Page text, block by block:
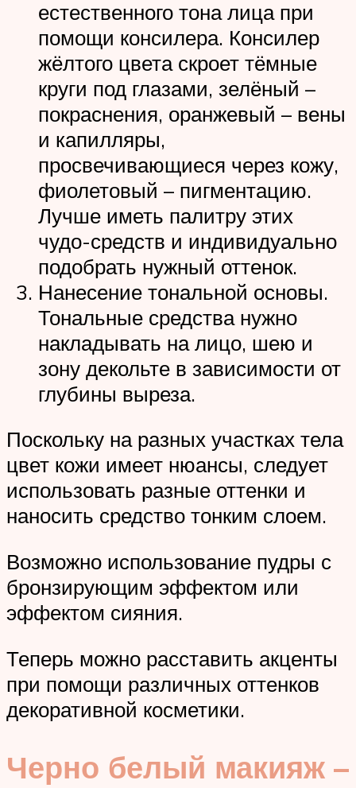
естественного тона лица при
помощи консилера. Консилер
жёлтого цвета скроет тёмные
круги под глазами, зелёный –
покраснения, оранжевый – вены
и капилляры,
просвечивающиеся через кожу,
фиолетовый – пигментацию.
Лучше иметь палитру этих
чудо-средств и индивидуально
подобрать нужный оттенок.
Нанесение тональной основы.
Тональные средства нужно
накладывать на лицо, шею и
зону декольте в зависимости от
глубины выреза.
Поскольку на разных участках тела
цвет кожи имеет нюансы, следует
использовать разные оттенки и
наносить средство тонким слоем.
Возможно использование пудры с
бронзирующим эффектом или
эффектом сияния.
Теперь можно расставить акценты
при помощи различных оттенков
декоративной косметики.
Черно белый макияж –